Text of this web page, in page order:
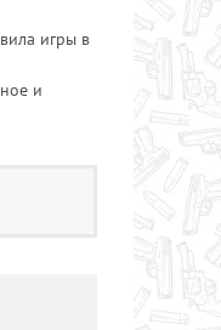
игры в
и